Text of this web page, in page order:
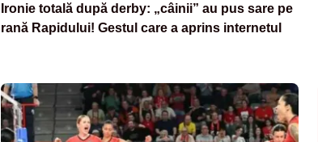
Ironie totală după derby: „câinii” au pus sare pe
rană Rapidului! Gestul care a aprins internetul